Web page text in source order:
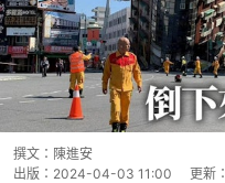
撰文： 陳進安
出版： 2024-04-03 11:00 更新：